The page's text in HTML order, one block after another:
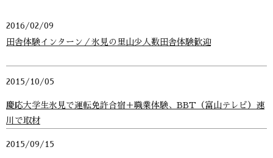
2016/02/09
田舎体験インターン／氷見の里山少人数田舎体験歓迎
2015/10/05
慶応大学生氷見で運転免許合宿＋職業体験、BBT（富山テレビ）速
川で取材
2015/09/15